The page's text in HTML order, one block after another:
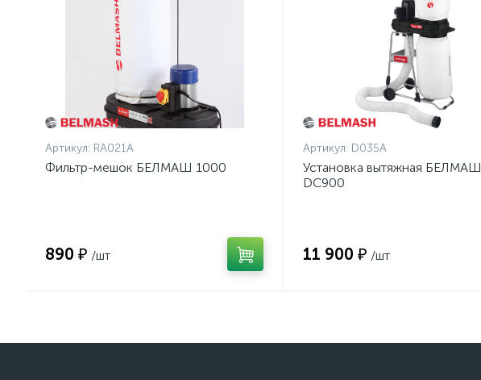
Артикул: RA021A
Фильтр-мешок БЕЛМАШ 1000
890 ₽ /шт
Артикул: D035A
Установка вытяжная БЕЛМАШ
DC900
11 900 ₽ /шт